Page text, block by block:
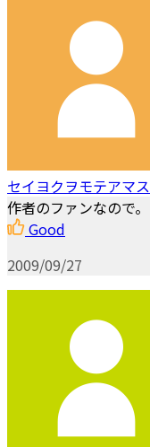
セイヨクヲモテアマス
作者のファンなので。
Good
2009/09/27